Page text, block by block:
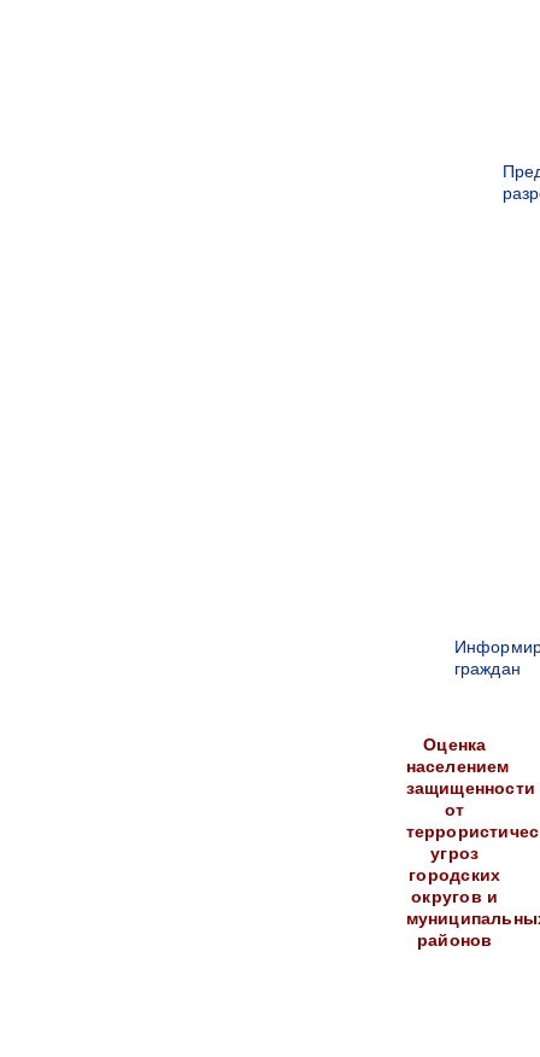
граждан
Оценка
населением
защищенности
от
угроз
городских
округов и
районов